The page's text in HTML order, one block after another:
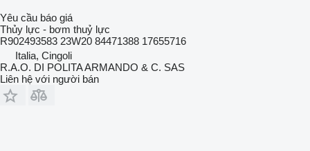
Yêu cầu báo giá
Thủy lực - bơm thuỷ lực
R902493583 23W20 84471388 17655716
Italia, Cingoli
R.A.O. DI POLITA ARMANDO & C. SAS
Liên hệ với người bán